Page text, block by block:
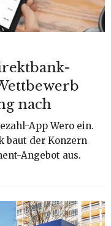
nach
App Wero ein.
baut der Konzern
Angebot aus.